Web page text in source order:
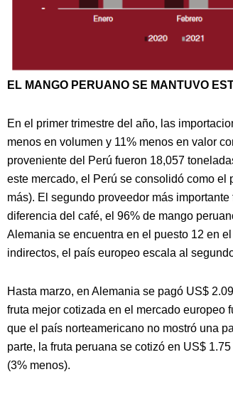
EL MANGO PERUANO SE MANTUVO
En el primer trimestre del año, las
menos en volumen y 11% menos en valor
proveniente del Perú fueron 18,057
este mercado, el Perú se consolidó como
más). El segundo proveedor más
diferencia del café, el 96% de mango
Alemania se encuentra en el puesto 12 en
indirectos, el país europeo escala al
Hasta marzo, en Alemania se pagó US$
fruta mejor cotizada en el mercado europeo
que el país norteamericano no mostró una
parte, la fruta peruana se cotizó en US$
(3% menos).